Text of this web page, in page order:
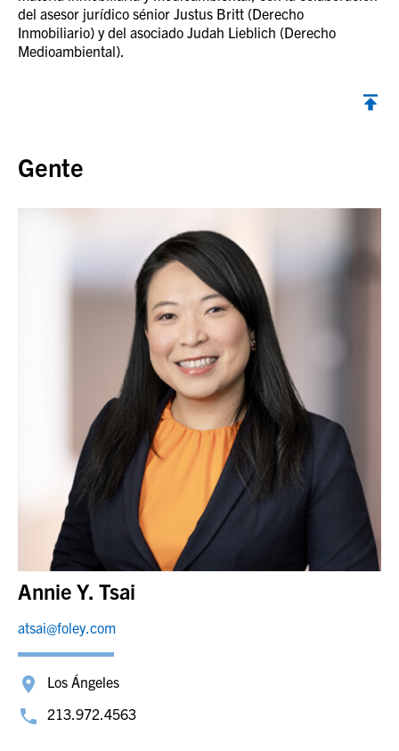
del asesor jurídico sénior Justus Britt (Derecho
Inmobiliario) y del asociado Judah Lieblich (Derecho
Medioambiental).
Gente
Annie Y. Tsai
atsai@foley.com
Los Ángeles
213.972.4563